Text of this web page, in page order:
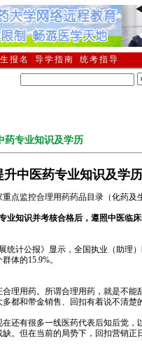
报名 导学指南 统考指导
取毕业证及档案通知 2026年1月期
药专业知识及学历
中医药专业知识及学
点监控合理用药药品目录（化药及
业知识并考核合格后，遵照中医临
统计公报》显示，全国执业（助理
体的15.9%。
理用药。所谓合理用药，就是不能
都和带金销售、回扣有着说不清楚
还有很多一线医药代表后知后觉，
。但在当前的局势下，回扣营销正